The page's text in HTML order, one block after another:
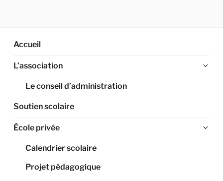
Accueil
L’association
Le conseil d’administration
Soutien scolaire
École privée
Calendrier scolaire
Projet pédagogique